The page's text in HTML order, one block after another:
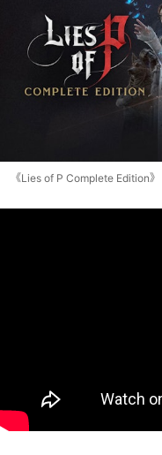
《Lies of P Complete Edition》